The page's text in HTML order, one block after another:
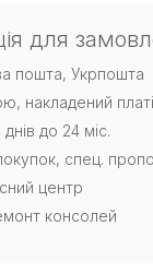
для
пошта, Укрпошта
накладений
днів до 24 міс.
спец.
центр
консолей